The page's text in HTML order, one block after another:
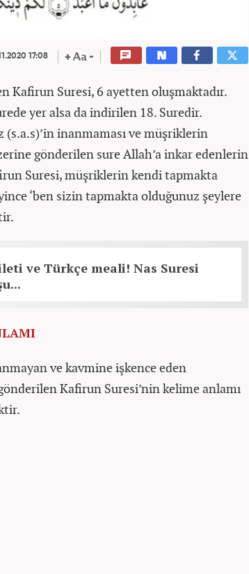
17:08
Kafirun Suresi, 6 ayetten oluşmaktadır.
yer alsa da indirilen 18. Suredir.
inanmaması ve müşriklerin
gönderilen sure Allah’a inkar edenlerin
Suresi, müşriklerin kendi tapmakta
‘ben sizin tapmakta olduğunuz şeylere
ve Türkçe meali! Nas Suresi
ve kavmine işkence eden
Kafirun Suresi’nin kelime anlamı